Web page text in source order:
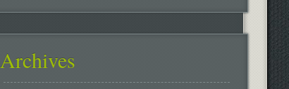
Archives